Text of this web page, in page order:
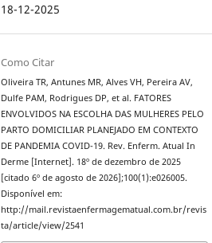
18-12-2025
Como Citar
Oliveira TR, Antunes MR, Alves VH, Pereira AV,
Dulfe PAM, Rodrigues DP, et al. FATORES
ENVOLVIDOS NA ESCOLHA DAS MULHERES PELO
PARTO DOMICILIAR PLANEJADO EM CONTEXTO
DE PANDEMIA COVID-19. Rev. Enferm. Atual In
Derme [Internet]. 18º de dezembro de 2025
[citado 6º de agosto de 2026];100(1):e026005.
Disponível em:
http://mail.revistaenfermagematual.com.br/revis
ta/article/view/2541